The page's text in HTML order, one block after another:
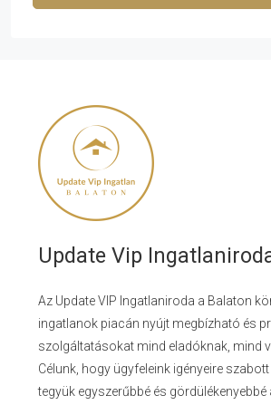
Update Vip
Az Update VIP Ingatlaniroda a Balaton
ingatlanok piacán nyújt megbízható és
szolgáltatásokat mind eladóknak, mind
Célunk, hogy ügyfeleink igényeire
tegyük egyszerűbbé és gördülékenyebbé